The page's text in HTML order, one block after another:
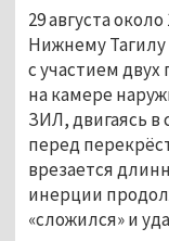
29 августа
Нижнему
с участием
на камере
ЗИЛ, двигаясь в
перед
врезается
инерции
«сложился» и